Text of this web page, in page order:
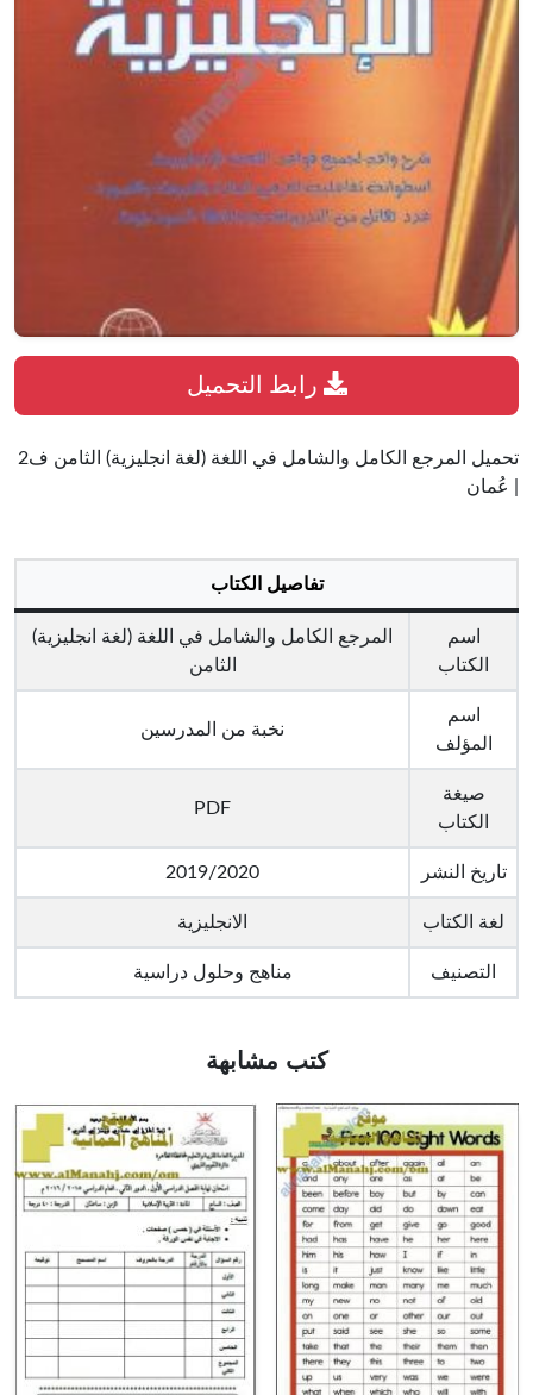
تحميل المرجع الكامل والشامل في اللغة (لغة انجليزية) الثامن ف2
| عُمان
تفاصيل الكتاب
اسم
الكتاب
المرجع الكامل والشامل في اللغة (لغة انجليزية)
الثامن
اسم
المؤلف
نخبة من المدرسين
صيغة
الكتاب
PDF
تاريخ النشر 2019/2020
لغة الكتاب الانجليزية
التصنيف مناهج وحلول دراسية
كتب مشابهة